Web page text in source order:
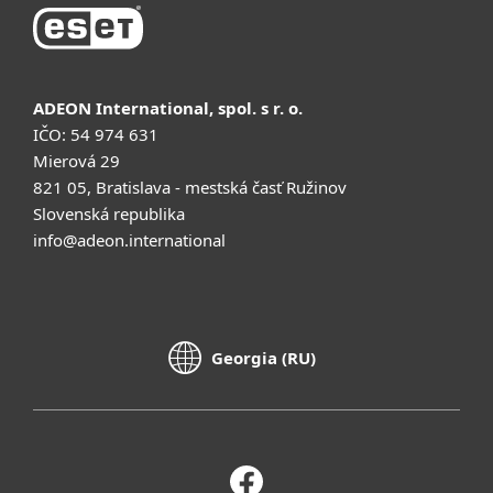
ADEON International, spol. s r. o.
IČO: 54 974 631
Mierová 29
821 05, Bratislava - mestská časť Ružinov
Slovenská republika
info@adeon.international
Georgia (RU)